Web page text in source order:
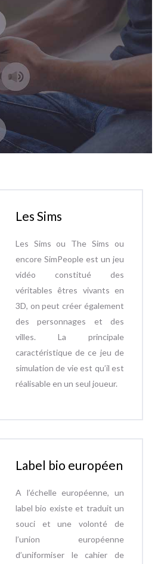
Les Sims
Les Sims ou The Sims ou
encore SimPeople est un jeu
vidéo constitué des
véritables êtres vivants en
3D, on peut créer également
des personnages et des
villes. La principale
caractéristique de ce jeu de
simulation de vie est qu’il est
réalisable en un seul joueur.
Label bio européen
A l’échelle européenne, un
label bio existe et traduit un
souci et une volonté de
l’union européenne
d’uniformiser le cahier de